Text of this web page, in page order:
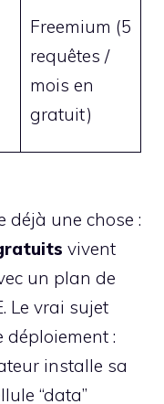
Freemium (5
requêtes /
mois en
gratuit)
déjà une chose :
vivent
un plan de
Le vrai sujet
:
installe sa
“data”